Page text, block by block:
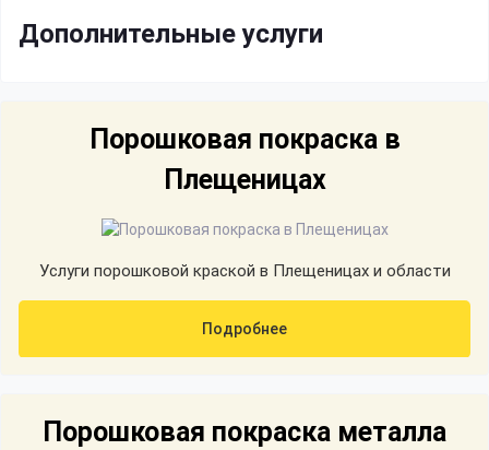
Дополнительные услуги
Порошковая покраска в
Плещеницах
Услуги порошковой краской в Плещеницах и области
Подробнее
Порошковая покраска металла